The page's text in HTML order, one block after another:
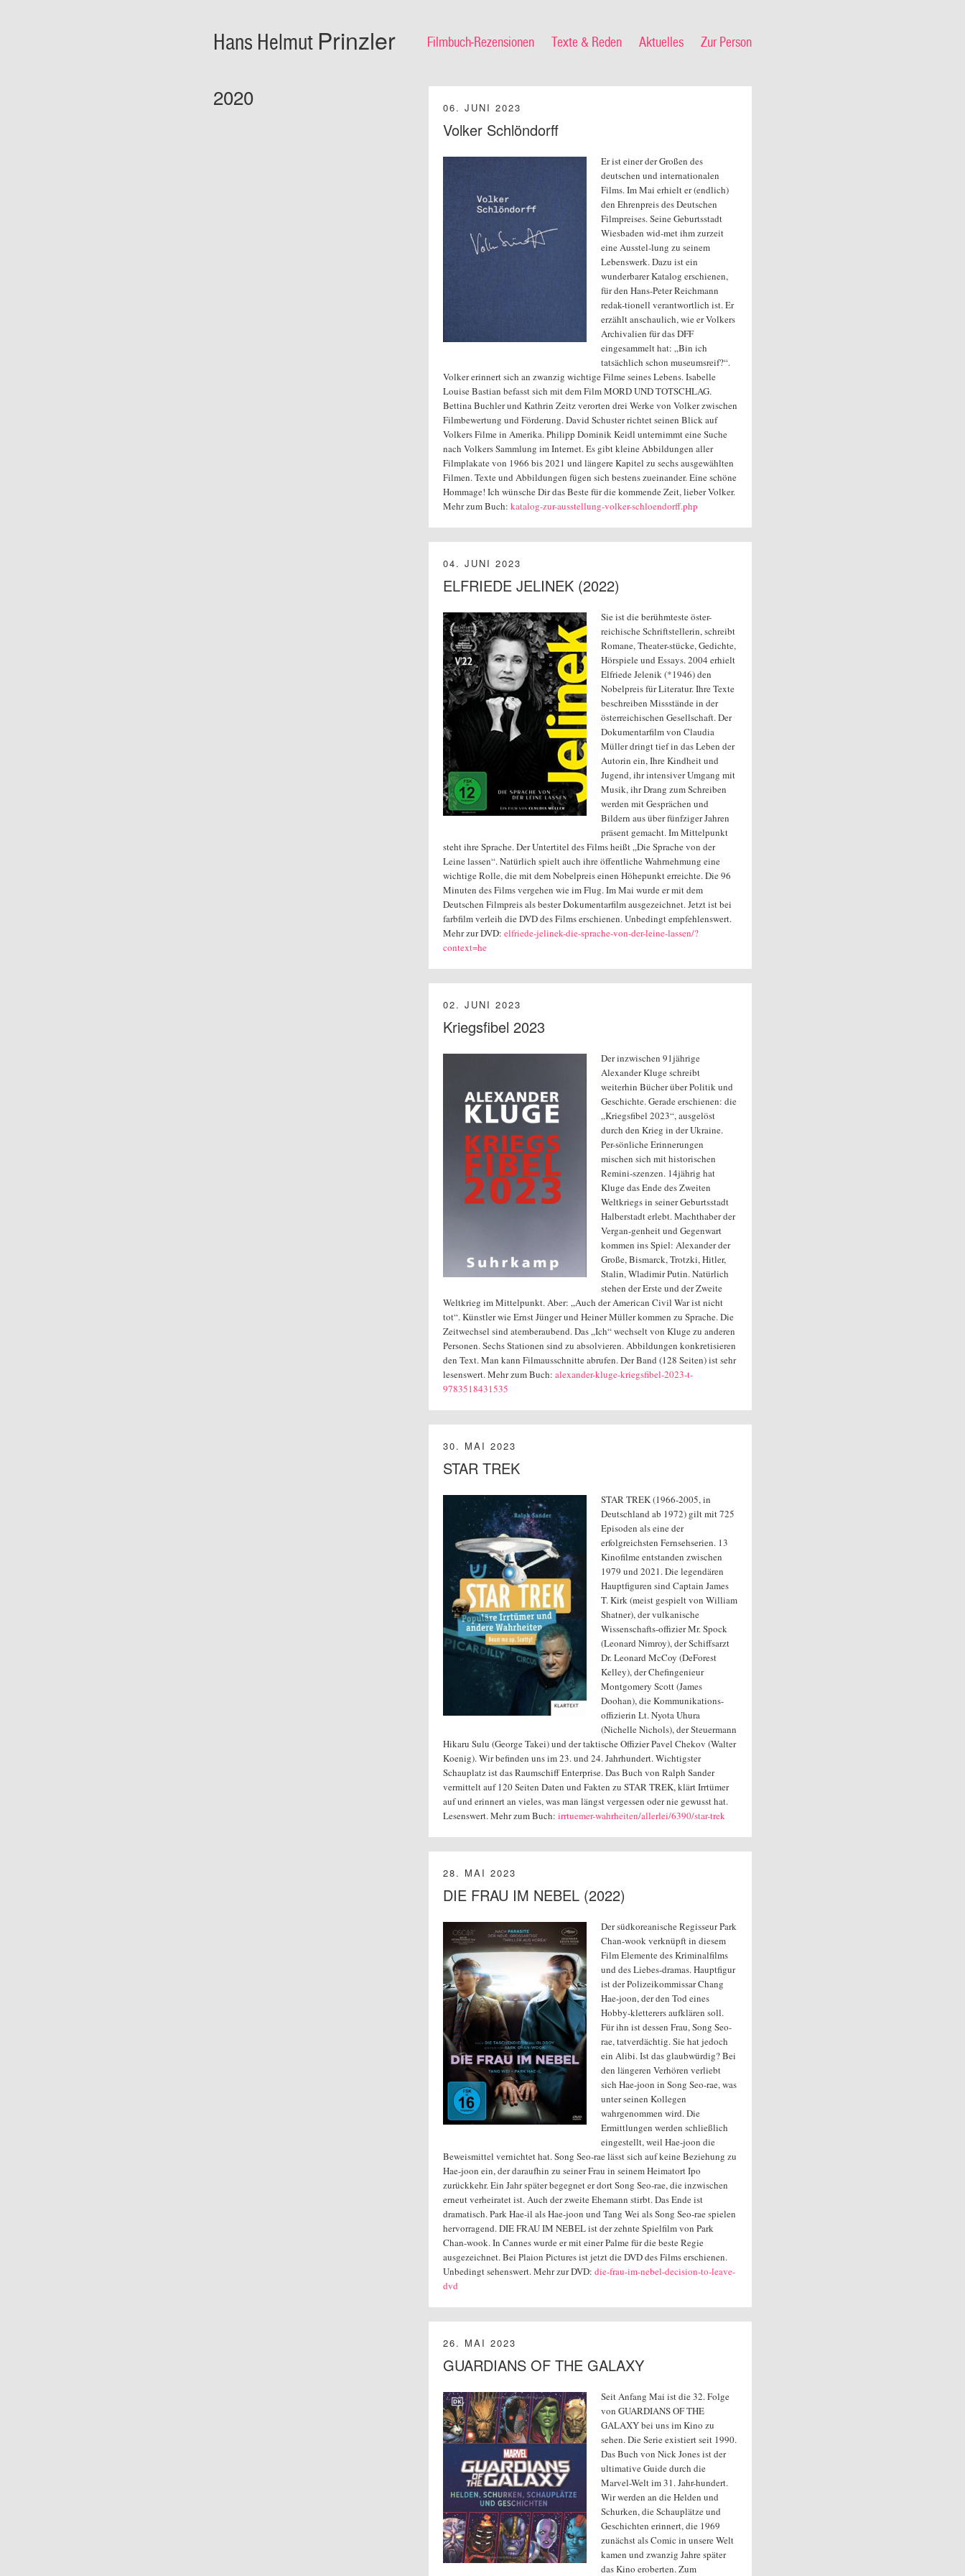
Hans Helmut Prinzler Filmbuch-Rezensionen Texte & Reden Aktuelles Zur Person
2020 06. JUNI 2023
Volker Schlöndorff
Er ist einer der Großen des
deutschen und internationalen
Films. Im Mai erhielt er (endlich)
den Ehrenpreis des Deutschen
Filmpreises. Seine Geburtsstadt
Wiesbaden wid-met ihm zurzeit
eine Ausstel-lung zu seinem
Lebenswerk. Dazu ist ein
wunderbarer Katalog erschienen,
für den Hans-Peter Reichmann
redak-tionell verantwortlich ist. Er
erzählt anschaulich, wie er Volkers
Archivalien für das DFF
eingesammelt hat: „Bin ich
tatsächlich schon museumsreif?“.
Volker erinnert sich an zwanzig wichtige Filme seines Lebens. Isabelle
Louise Bastian befasst sich mit dem Film MORD UND TOTSCHLAG.
Bettina Buchler und Kathrin Zeitz verorten drei Werke von Volker zwischen
Filmbewertung und Förderung. David Schuster richtet seinen Blick auf
Volkers Filme in Amerika. Philipp Dominik Keidl unternimmt eine Suche
nach Volkers Sammlung im Internet. Es gibt kleine Abbildungen aller
Filmplakate von 1966 bis 2021 und längere Kapitel zu sechs ausgewählten
Filmen. Texte und Abbildungen fügen sich bestens zueinander. Eine schöne
Hommage! Ich wünsche Dir das Beste für die kommende Zeit, lieber Volker.
Mehr zum Buch: katalog-zur-ausstellung-volker-schloendorff.php
04. JUNI 2023
ELFRIEDE JELINEK (2022)
Sie ist die berühmteste öster-
reichische Schriftstellerin, schreibt
Romane, Theater-stücke, Gedichte,
Hörspiele und Essays. 2004 erhielt
Elfriede Jelenik (*1946) den
Nobelpreis für Literatur. Ihre Texte
beschreiben Missstände in der
österreichischen Gesellschaft. Der
Dokumentarfilm von Claudia
Müller dringt tief in das Leben der
Autorin ein, Ihre Kindheit und
Jugend, ihr intensiver Umgang mit
Musik, ihr Drang zum Schreiben
werden mit Gesprächen und
Bildern aus über fünfziger Jahren
präsent gemacht. Im Mittelpunkt
steht ihre Sprache. Der Untertitel des Films heißt „Die Sprache von der
Leine lassen“. Natürlich spielt auch ihre öffentliche Wahrnehmung eine
wichtige Rolle, die mit dem Nobelpreis einen Höhepunkt erreichte. Die 96
Minuten des Films vergehen wie im Flug. Im Mai wurde er mit dem
Deutschen Filmpreis als bester Dokumentarfilm ausgezeichnet. Jetzt ist bei
farbfilm verleih die DVD des Films erschienen. Unbedingt empfehlenswert.
Mehr zur DVD: elfriede-jelinek-die-sprache-von-der-leine-lassen/?
context=he
02. JUNI 2023
Kriegsfibel 2023
Der inzwischen 91jährige
Alexander Kluge schreibt
weiterhin Bücher über Politik und
Geschichte. Gerade erschienen: die
„Kriegsfibel 2023“, ausgelöst
durch den Krieg in der Ukraine.
Per-sönliche Erinnerungen
mischen sich mit historischen
Remini-szenzen. 14jährig hat
Kluge das Ende des Zweiten
Weltkriegs in seiner Geburtsstadt
Halberstadt erlebt. Machthaber der
Vergan-genheit und Gegenwart
kommen ins Spiel: Alexander der
Große, Bismarck, Trotzki, Hitler,
Stalin, Wladimir Putin. Natürlich
stehen der Erste und der Zweite
Weltkrieg im Mittelpunkt. Aber: „Auch der American Civil War ist nicht
tot“. Künstler wie Ernst Jünger und Heiner Müller kommen zu Sprache. Die
Zeitwechsel sind atemberaubend. Das „Ich“ wechselt von Kluge zu anderen
Personen. Sechs Stationen sind zu absolvieren. Abbildungen konkretisieren
den Text. Man kann Filmausschnitte abrufen. Der Band (128 Seiten) ist sehr
lesenswert. Mehr zum Buch: alexander-kluge-kriegsfibel-2023-t-
9783518431535
30. MAI 2023
STAR TREK
STAR TREK (1966-2005, in
Deutschland ab 1972) gilt mit 725
Episoden als eine der
erfolgreichsten Fernsehserien. 13
Kinofilme entstanden zwischen
1979 und 2021. Die legendären
Hauptfiguren sind Captain James
T. Kirk (meist gespielt von William
Shatner), der vulkanische
Wissenschafts-offizier Mr. Spock
(Leonard Nimroy), der Schiffsarzt
Dr. Leonard McCoy (DeForest
Kelley), der Chefingenieur
Montgomery Scott (James
Doohan), die Kommunikations-
offizierin Lt. Nyota Uhura
(Nichelle Nichols), der Steuermann
Hikaru Sulu (George Takei) und der taktische Offizier Pavel Chekov (Walter
Koenig). Wir befinden uns im 23. und 24. Jahrhundert. Wichtigster
Schauplatz ist das Raumschiff Enterprise. Das Buch von Ralph Sander
vermittelt auf 120 Seiten Daten und Fakten zu STAR TREK, klärt Irrtümer
auf und erinnert an vieles, was man längst vergessen oder nie gewusst hat.
Lesenswert. Mehr zum Buch: irrtuemer-wahrheiten/allerlei/6390/star-trek
28. MAI 2023
DIE FRAU IM NEBEL (2022)
Der südkoreanische Regisseur Park
Chan-wook verknüpft in diesem
Film Elemente des Kriminalfilms
und des Liebes-dramas. Hauptfigur
ist der Polizeikommissar Chang
Hae-joon, der den Tod eines
Hobby-kletterers aufklären soll.
Für ihn ist dessen Frau, Song Seo-
rae, tatverdächtig. Sie hat jedoch
ein Alibi. Ist das glaubwürdig? Bei
den längeren Verhören verliebt
sich Hae-joon in Song Seo-rae, was
unter seinen Kollegen
wahrgenommen wird. Die
Ermittlungen werden schließlich
eingestellt, weil Hae-joon die
Beweismittel vernichtet hat. Song Seo-rae lässt sich auf keine Beziehung zu
Hae-joon ein, der daraufhin zu seiner Frau in seinem Heimatort Ipo
zurückkehr. Ein Jahr später begegnet er dort Song Seo-rae, die inzwischen
erneut verheiratet ist. Auch der zweite Ehemann stirbt. Das Ende ist
dramatisch. Park Hae-il als Hae-joon und Tang Wei als Song Seo-rae spielen
hervorragend. DIE FRAU IM NEBEL ist der zehnte Spielfilm von Park
Chan-wook. In Cannes wurde er mit einer Palme für die beste Regie
ausgezeichnet. Bei Plaion Pictures ist jetzt die DVD des Films erschienen.
Unbedingt sehenswert. Mehr zur DVD: die-frau-im-nebel-decision-to-leave-
dvd
26. MAI 2023
GUARDIANS OF THE GALAXY
Seit Anfang Mai ist die 32. Folge
von GUARDIANS OF THE
GALAXY bei uns im Kino zu
sehen. Die Serie existiert seit 1990.
Das Buch von Nick Jones ist der
ultimative Guide durch die
Marvel-Welt im 31. Jahr-hundert.
Wir werden an die Helden und
Schurken, die Schauplätze und
Geschichten erinnert, die 1969
zunächst als Comic in unsere Welt
kamen und zwanzig Jahre später
das Kino eroberten. Zum